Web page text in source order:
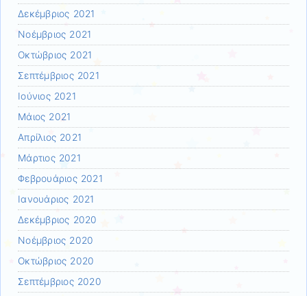
Δεκέμβριος 2021
Νοέμβριος 2021
Οκτώβριος 2021
Σεπτέμβριος 2021
Ιούνιος 2021
Μάιος 2021
Απρίλιος 2021
Μάρτιος 2021
Φεβρουάριος 2021
Ιανουάριος 2021
Δεκέμβριος 2020
Νοέμβριος 2020
Οκτώβριος 2020
Σεπτέμβριος 2020